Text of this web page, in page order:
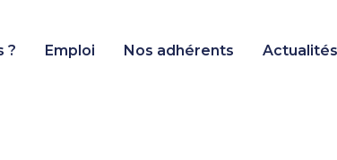
? Emploi Nos adhérents Actualités